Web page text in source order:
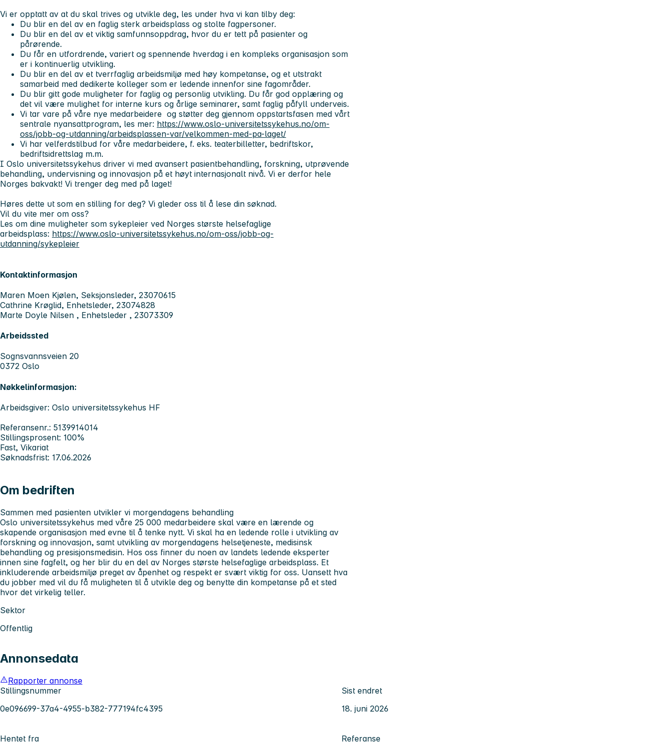
Vi er opptatt av at du skal trives og utvikle deg, les under hva vi kan tilby deg:
Du blir en del av en faglig sterk arbeidsplass og stolte fagpersoner.
Du blir en del av et viktig samfunnsoppdrag, hvor du er tett på pasienter og
pårørende.
Du får en utfordrende, variert og spennende hverdag i en kompleks organisasjon som
er i kontinuerlig utvikling.
Du blir en del av et tverrfaglig arbeidsmiljø med høy kompetanse, og et utstrakt
samarbeid med dedikerte kolleger som er ledende innenfor sine fagområder.
Du blir gitt gode muligheter for faglig og personlig utvikling. Du får god opplæring og
det vil være mulighet for interne kurs og årlige seminarer, samt faglig påfyll underveis.
Vi tar vare på våre nye medarbeidere og støtter deg gjennom oppstartsfasen med vårt
sentrale nyansattprogram, les mer: https://www.oslo-universitetssykehus.no/om-
oss/jobb-og-utdanning/arbeidsplassen-var/velkommen-med-pa-laget/
Vi har velferdstilbud for våre medarbeidere, f. eks. teaterbilletter, bedriftskor,
bedriftsidrettslag m.m.
I Oslo universitetssykehus driver vi med avansert pasientbehandling, forskning, utprøvende
behandling, undervisning og innovasjon på et høyt internasjonalt nivå. Vi er derfor hele
Norges bakvakt! Vi trenger deg med på laget!
Høres dette ut som en stilling for deg? Vi gleder oss til å lese din søknad.
Vil du vite mer om oss?
Les om dine muligheter som sykepleier ved Norges største helsefaglige
arbeidsplass: https://www.oslo-universitetssykehus.no/om-oss/jobb-og-
utdanning/sykepleier
Kontaktinformasjon
Maren Moen Kjølen, Seksjonsleder, 23070615
Cathrine Krøglid, Enhetsleder, 23074828
Marte Doyle Nilsen , Enhetsleder , 23073309
Arbeidssted
Sognsvannsveien 20
0372 Oslo
Nøkkelinformasjon:
Arbeidsgiver: Oslo universitetssykehus HF
Referansenr.: 5139914014
Stillingsprosent: 100%
Fast, Vikariat
Søknadsfrist: 17.06.2026
Om bedriften
Sammen med pasienten utvikler vi morgendagens behandling
Oslo universitetssykehus med våre 25 000 medarbeidere skal være en lærende og
skapende organisasjon med evne til å tenke nytt. Vi skal ha en ledende rolle i utvikling av
forskning og innovasjon, samt utvikling av morgendagens helsetjeneste, medisinsk
behandling og presisjonsmedisin. Hos oss finner du noen av landets ledende eksperter
innen sine fagfelt, og her blir du en del av Norges største helsefaglige arbeidsplass. Et
inkluderende arbeidsmiljø preget av åpenhet og respekt er svært viktig for oss. Uansett hva
du jobber med vil du få muligheten til å utvikle deg og benytte din kompetanse på et sted
hvor det virkelig teller.
Sektor
Offentlig
Annonsedata
Rapporter annonse
Stillingsnummer
0e096699-37a4-4955-b382-777194fc4395
Sist endret
18. juni 2026
Hentet fra Referanse